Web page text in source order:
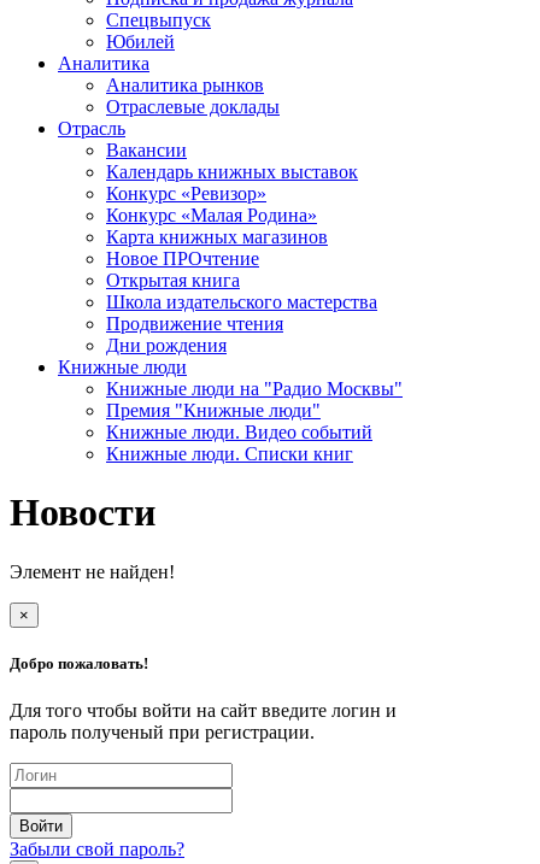
Спецвыпуск
Юбилей
Аналитика
Аналитика рынков
Отраслевые доклады
Отрасль
Вакансии
Календарь книжных выставок
Конкурс «Ревизор»
Конкурс «Малая Родина»
Карта книжных магазинов
Новое ПРОчтение
Открытая книга
Школа издательского мастерства
Продвижение чтения
Дни рождения
Книжные люди
Книжные люди на "Радио Москвы"
Премия "Книжные люди"
Книжные люди. Видео событий
Книжные люди. Списки книг
Новости
Элемент не найден!
×
Добро пожаловать!
Для того чтобы войти на сайт введите логин и
пароль полученый при регистрации.
Забыли свой пароль?